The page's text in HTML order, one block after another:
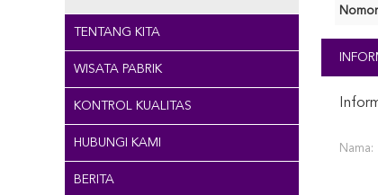
TENTANG KITA
WISATA PABRIK
KONTROL KUALITAS
HUBUNGI KAMI
BERITA
Nama: